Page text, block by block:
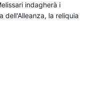
indagherà i
dell'Alleanza, la reliquia